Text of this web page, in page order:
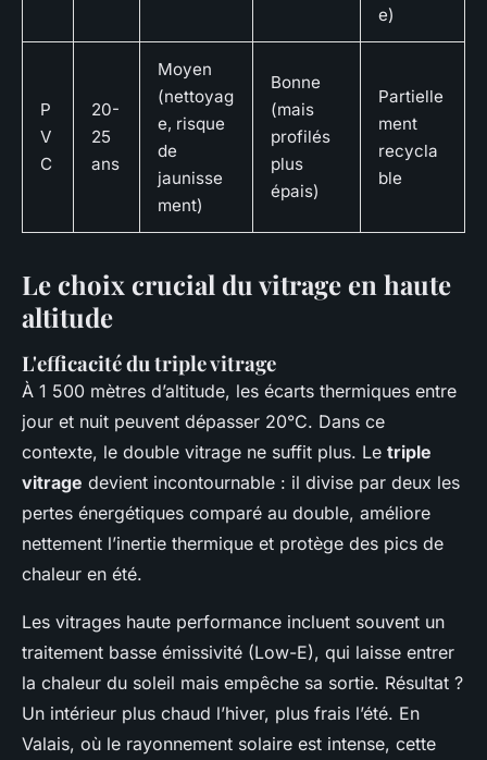
e)
P
V
C
20-
25
ans
Moyen
(nettoyag
e, risque
de
jaunisse
ment)
Bonne
(mais
profilés
plus
épais)
Partielle
ment
recycla
ble
Le choix crucial du vitrage en haute
altitude
L'efficacité du triple vitrage
À 1 500 mètres d’altitude, les écarts thermiques entre
jour et nuit peuvent dépasser 20°C. Dans ce
contexte, le double vitrage ne suffit plus. Le triple
vitrage devient incontournable : il divise par deux les
pertes énergétiques comparé au double, améliore
nettement l’inertie thermique et protège des pics de
chaleur en été.
Les vitrages haute performance incluent souvent un
traitement basse émissivité (Low-E), qui laisse entrer
la chaleur du soleil mais empêche sa sortie. Résultat ?
Un intérieur plus chaud l’hiver, plus frais l’été. En
Valais, où le rayonnement solaire est intense, cette